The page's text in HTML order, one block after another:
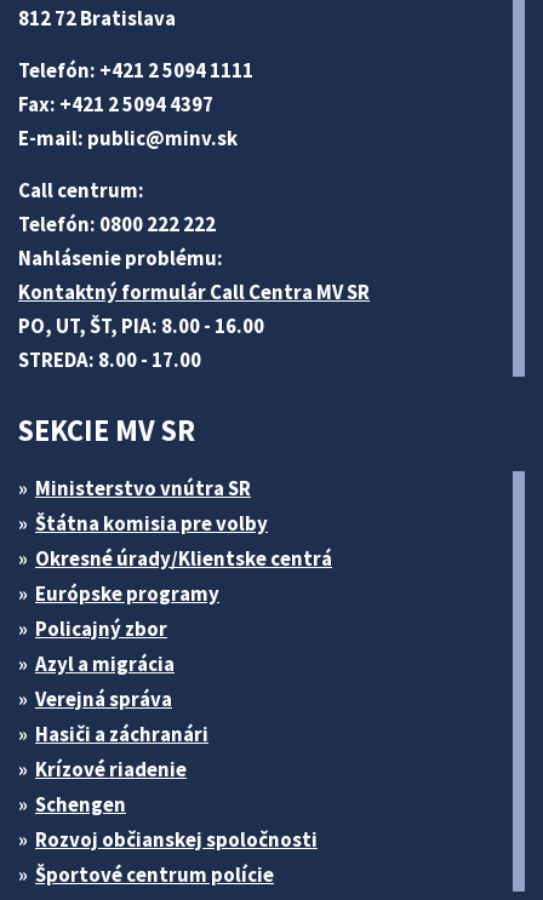
812 72 Bratislava
Telefón: +421 2 5094 1111
Fax: +421 2 5094 4397
E-mail: public@minv.sk
Call centrum:
Telefón: 0800 222 222
Nahlásenie problému:
Kontaktný formulár Call Centra MV SR
PO, UT, ŠT, PIA: 8.00 - 16.00
STREDA: 8.00 - 17.00
SEKCIE MV SR
Ministerstvo vnútra SR
Štátna komisia pre volby
Okresné úrady/Klientske centrá
Európske programy
Policajný zbor
Azyl a migrácia
Verejná správa
Hasiči a záchranári
Krízové riadenie
Schengen
Rozvoj občianskej spoločnosti
Športové centrum polície